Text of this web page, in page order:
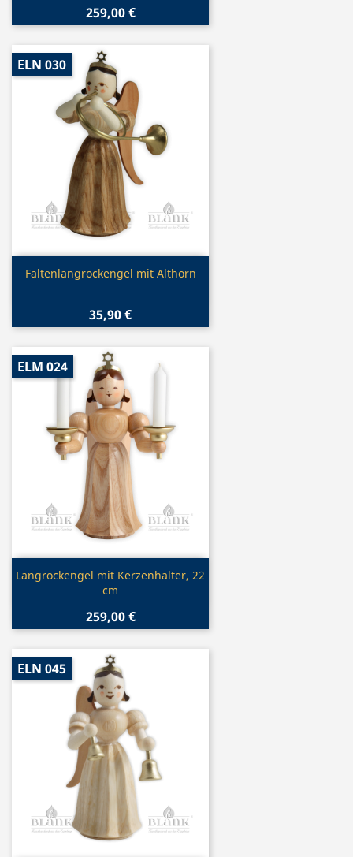
259,00 €
Vorschau
Faltenlangrockengel mit Althorn
35,90 €
ELN 030
Vorschau
Langrockengel mit Kerzenhalter, 22
cm
259,00 €
ELM 024
ELN 045